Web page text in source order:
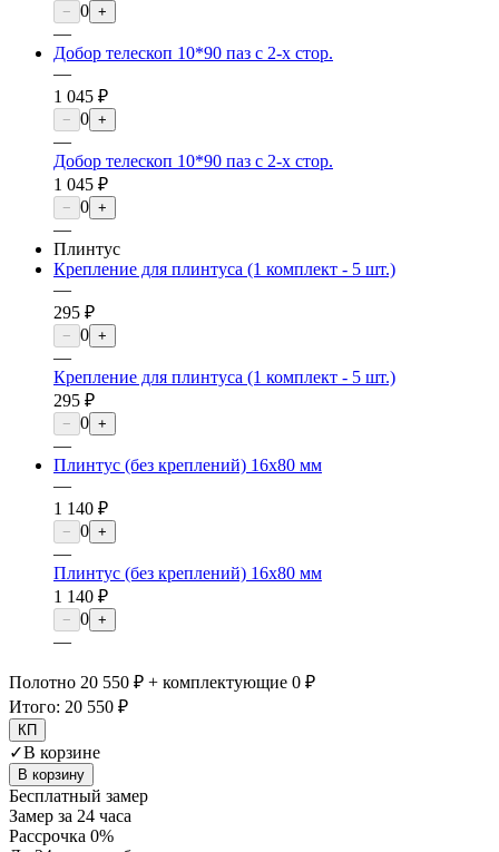
− 0 +
—
Добор телескоп 10*90 паз с 2-х стор.
—
1 045 ₽
− 0 +
—
Добор телескоп 10*90 паз с 2-х стор.
1 045 ₽
− 0 +
—
Плинтус
Крепление для плинтуса (1 комплект - 5 шт.)
—
295 ₽
− 0 +
—
Крепление для плинтуса (1 комплект - 5 шт.)
295 ₽
− 0 +
—
Плинтус (без креплений) 16х80 мм
—
1 140 ₽
− 0 +
—
Плинтус (без креплений) 16х80 мм
1 140 ₽
− 0 +
—
Полотно 20 550 ₽ + комплектующие 0 ₽
Итого: 20 550 ₽
КП
✓В корзине
В корзину
Бесплатный замер
Замер за 24 часа
Рассрочка 0%